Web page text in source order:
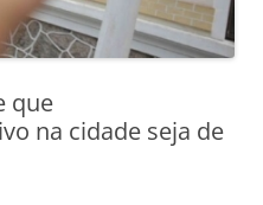
que
na cidade seja de